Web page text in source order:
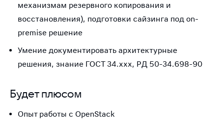
механизмам резервного копирования и
восстановления), подготовки сайзинга под on-
premise решение
Умение документировать архитектурные
решения, знание ГОСТ 34.ххх, РД 50-34.698-90
Будет плюсом
Опыт работы с OpenStack